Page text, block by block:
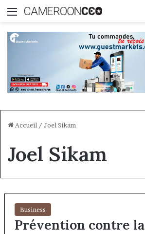
Menu
Accueil / Joel Sikam
Joel Sikam
Business
Prévention contre la